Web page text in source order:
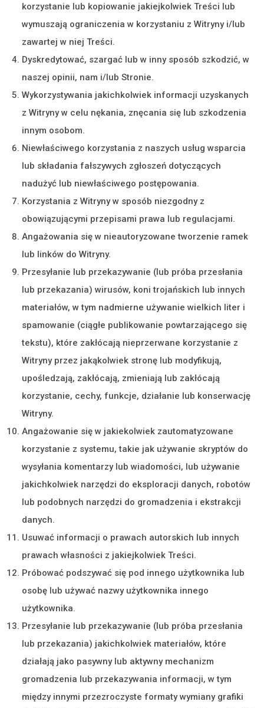
korzystanie lub kopiowanie jakiejkolwiek Treści lub
wymuszają ograniczenia w korzystaniu z Witryny i/lub
zawartej w niej Treści.
Dyskredytować, szargać lub w inny sposób szkodzić, w
naszej opinii, nam i/lub Stronie.
Wykorzystywania jakichkolwiek informacji uzyskanych
z Witryny w celu nękania, znęcania się lub szkodzenia
innym osobom.
Niewłaściwego korzystania z naszych usług wsparcia
lub składania fałszywych zgłoszeń dotyczących
nadużyć lub niewłaściwego postępowania.
Korzystania z Witryny w sposób niezgodny z
obowiązującymi przepisami prawa lub regulacjami.
Angażowania się w nieautoryzowane tworzenie ramek
lub linków do Witryny.
Przesyłanie lub przekazywanie (lub próba przesłania
lub przekazania) wirusów, koni trojańskich lub innych
materiałów, w tym nadmierne używanie wielkich liter i
spamowanie (ciągłe publikowanie powtarzającego się
tekstu), które zakłócają nieprzerwane korzystanie z
Witryny przez jakąkolwiek stronę lub modyfikują,
upośledzają, zakłócają, zmieniają lub zakłócają
korzystanie, cechy, funkcje, działanie lub konserwację
Witryny.
Angażowanie się w jakiekolwiek zautomatyzowane
korzystanie z systemu, takie jak używanie skryptów do
wysyłania komentarzy lub wiadomości, lub używanie
jakichkolwiek narzędzi do eksploracji danych, robotów
lub podobnych narzędzi do gromadzenia i ekstrakcji
danych.
Usuwać informacji o prawach autorskich lub innych
prawach własności z jakiejkolwiek Treści.
Próbować podszywać się pod innego użytkownika lub
osobę lub używać nazwy użytkownika innego
użytkownika.
Przesyłanie lub przekazywanie (lub próba przesłania
lub przekazania) jakichkolwiek materiałów, które
działają jako pasywny lub aktywny mechanizm
gromadzenia lub przekazywania informacji, w tym
między innymi przezroczyste formaty wymiany grafiki